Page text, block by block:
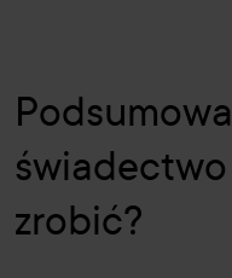
zrobić?